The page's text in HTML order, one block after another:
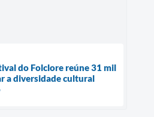
do Folclore reúne 31 mil
a diversidade cultural